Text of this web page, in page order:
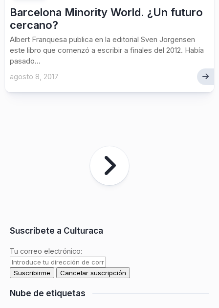
Barcelona Minority World. ¿Un futuro
cercano?
Albert Franquesa publica en la editorial Sven Jorgensen
este libro que comenzó a escribir a finales del 2012. Había
pasado...
agosto 8, 2017
Suscríbete a Culturaca
Tu correo electrónico:
Nube de etiquetas